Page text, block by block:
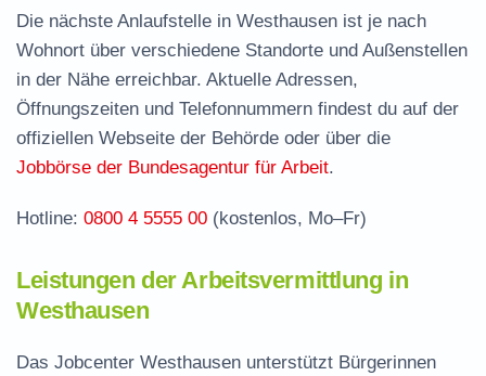
Termin vereinbaren und Bürgergeld beantragen
Jobcenter Ostalbkreis – zuständige Stelle
Häufige Fragen rund ums Jobcenter
Die nächste Anlaufstelle in Westhausen ist je nach
Wohnort über verschiedene Standorte und Außenstellen
in der Nähe erreichbar. Aktuelle Adressen,
Öffnungszeiten und Telefonnummern findest du auf der
offiziellen Webseite der Behörde oder über die
Jobbörse der Bundesagentur für Arbeit.
Hotline: 0800 4 5555 00 (kostenlos, Mo–Fr)
Leistungen der Arbeitsvermittlung in
Westhausen
Das Jobcenter Westhausen unterstützt Bürgerinnen